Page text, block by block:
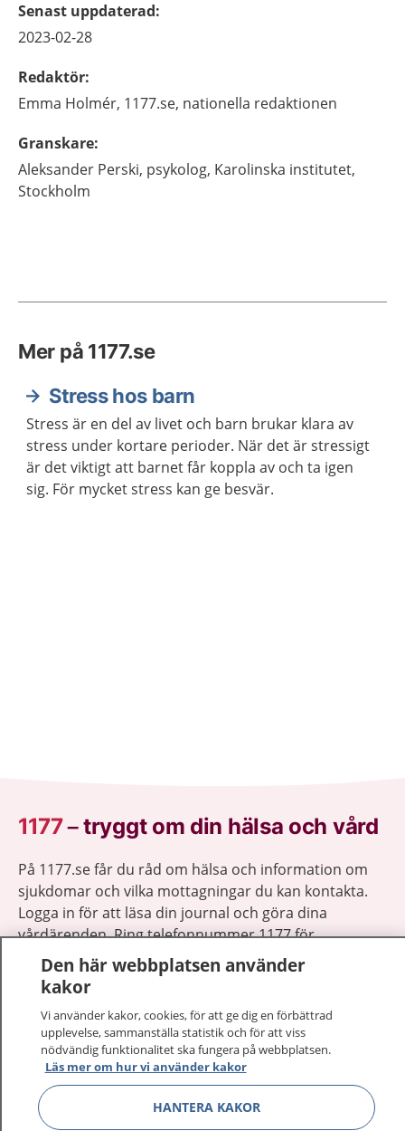
Senast uppdaterad:
2023-02-28
Redaktör:
Emma Holmér, 1177.se, nationella redaktionen
Granskare:
Aleksander Perski, psykolog, Karolinska institutet,
Stockholm
Mer på 1177.se
Stress hos barn
Stress är en del av livet och barn brukar klara av
stress under kortare perioder. När det är stressigt
är det viktigt att barnet får koppla av och ta igen
sig. För mycket stress kan ge besvär.
1177–tryggt om din hälsa och vård
På 1177.se får du råd om hälsa och information om
sjukdomar och vilka mottagningar du kan kontakta.
Logga in för att läsa din journal och göra dina
vårdärenden. Ring telefonnummer 1177 för
sjukvårdsrådgivning dygnet runt.
1177 ger dig råd när du vill må bättre.
1177 på flera språk Visa
Den här webbplatsen använder
kakor
Vi använder kakor, cookies, för att ge dig en förbättrad
upplevelse, sammanställa statistik och för att viss
nödvändig funktionalitet ska fungera på webbplatsen.
Läs mer om hur vi använder kakor
HANTERA KAKOR